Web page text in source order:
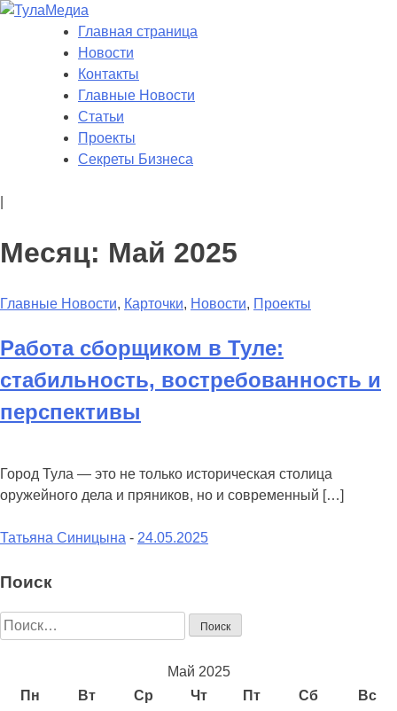
Skip
Новости Тулы
Главная страница
Новости
Контакты
Главные Новости
Статьи
Проекты
Секреты Бизнеса
Месяц: Май 2025
Главные Новости, Карточки, Новости, Проекты
Работа сборщиком в Туле:
стабильность, востребованность и
перспективы
Город Тула — это не только историческая столица
оружейного дела и пряников, но и современный […]
Татьяна Синицына - 24.05.2025on
Туле:
востребованность
Поиск
Найти:
Май 2025
Пн
Вт Ср Чт Пт Сб Вс